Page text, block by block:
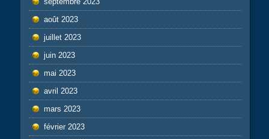
août 2023
juillet 2023
juin 2023
mai 2023
avril 2023
mars 2023
février 2023